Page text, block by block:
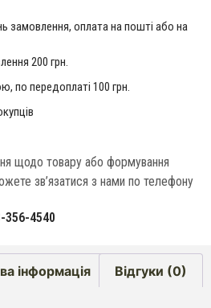
замовлення, оплата на пошті або на
200 грн.
по передоплаті 100 грн.
щодо товару або формування
зв’язатися з нами по телефону
356-4540
інформація Відгуки (0)